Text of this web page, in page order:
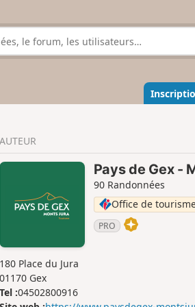
AUTEUR
Pays de Gex -
90 Randonnées
Office de
PRO
180 Place du Jura
01170 Gex
Tel :04502800916